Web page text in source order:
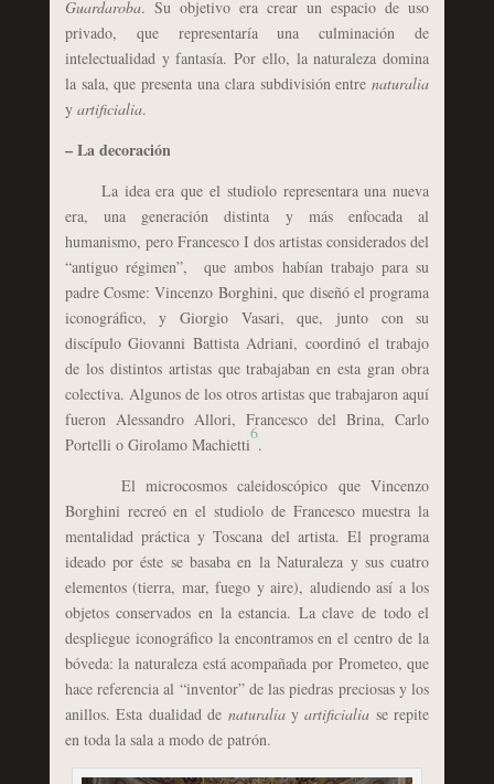
Guardaroba. Su objetivo era crear un espacio de uso
privado, que representaría una culminación de
intelectualidad y fantasía. Por ello, la naturaleza domina
la sala, que presenta una clara subdivisión entrenaturalia
y artificialia.
– La decoración
La idea era que el studiolo representara una nueva
era, una generación distinta y más enfocada al
humanismo, pero Francesco I dos artistas considerados del
“antiguo régimen”, que ambos habían trabajo para su
padre Cosme: Vincenzo Borghini, que diseñó el programa
iconográfico, y Giorgio Vasari, que, junto con su
discípulo Giovanni Battista Adriani, coordinó el trabajo
de los distintos artistas que trabajaban en esta gran obra
colectiva. Algunos de los otros artistas que trabajaron aquí
fueron Alessandro Allori, Francesco del Brina, Carlo
Portelli o Girolamo Machietti
6
.
El microcosmos caleidoscópico que Vincenzo
Borghini recreó en el studiolo de Francesco muestra la
mentalidad práctica y Toscana del artista. El programa
ideado por éste se basaba en la Naturaleza y sus cuatro
elementos (tierra, mar, fuego y aire), aludiendo así a los
objetos conservados en la estancia. La clave de todo el
despliegue iconográfico la encontramos en el centro de la
bóveda: la naturaleza está acompañada por Prometeo, que
hace referencia al “inventor” de las piedras preciosas y los
anillos. Esta dualidad de naturalia yartificialia se repite
en toda la sala a modo de patrón.